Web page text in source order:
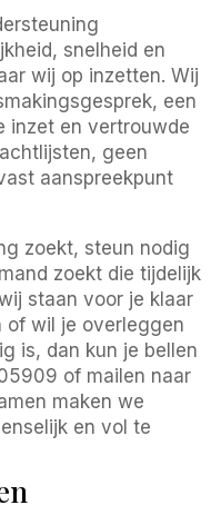
snelheid en
wij op inzetten. Wij
een
inzet en vertrouwde
geen
aanspreekpunt
zoekt, steun nodig
zoekt die tijdelijk
staan voor je klaar
of wil je overleggen
is, dan kun je bellen
of mailen naar
maken we
en vol te